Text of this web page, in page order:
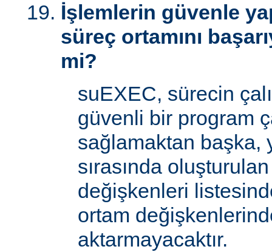
İşlemlerin güvenle
süreç ortamını
mi?
suEXEC, sürecin
güvenli bir program
sağlamaktan başka,
sırasında
değişkenleri
ortam
aktarmayacaktır.